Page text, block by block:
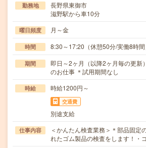
勤務地
長野県東御市
滋野駅から車10分
曜日頻度 月～金
時間 8:30～17:20（休憩50分/実働8時間
期間
即日～2ヶ月（以降2ヶ月毎の更新
のお仕事 ＊試用期間なし
時給 時給1200円～
交通費
別途支給
仕事内容
＜かんたん検査業務＞＊部品固定
れたゴム製品の検査をします！・